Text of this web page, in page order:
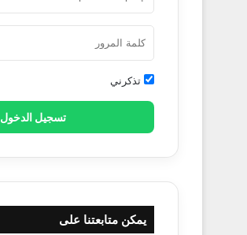
تذكرني
تسجيل الدخول
يمكن متابعتنا على